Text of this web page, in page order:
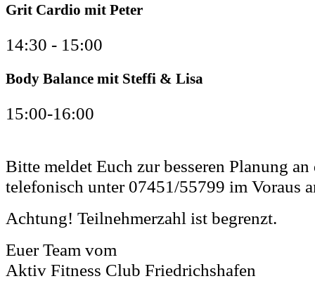
Grit Cardio mit Peter
14:30 - 15:00
Body Balance mit Steffi & Lisa
15:00-16:00
Bitte meldet Euch zur besseren Planung
telefonisch unter 07451/55799 im Voraus
Achtung! Teilnehmerzahl ist begrenzt.
Euer Team vom
Aktiv Fitness Club Friedrichshafen